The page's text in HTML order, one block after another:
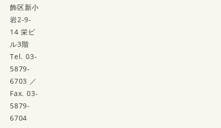
飾区新小
岩2-9-
14 栄ビ
ル3階
Tel. 03-
5879-
6703 ／
Fax. 03-
5879-
6704